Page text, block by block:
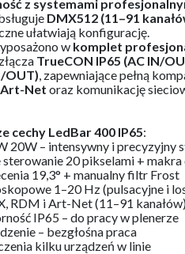
z systemami
DMX512 (11–91
ułatwiają konfigurację.
w komplet
TrueCON IP65 (AC IN/
OUT) , zapewniające pełną
Net oraz komunikację
cechy LedBar 400 IP65:
20W – intensywny i precyzyjny
sterowanie 20 pikselami +
19,3° + manualny filtr Frost
1–20 Hz (pulsacyjne i
RDM i Art-Net (11–91
IP65 – do pracy w plenerze
– bezgłośna praca
kilku urządzeń w linie